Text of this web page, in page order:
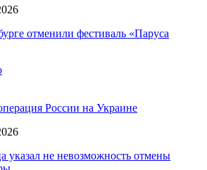
отменили фестиваль «Паруса
России на Украине
указал не невозможность отмены